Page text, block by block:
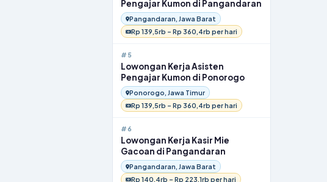
Pengajar Kumon di Pangandaran
Pangandaran, Jawa Barat
Rp 139,5rb – Rp 360,4rb per hari
#5
Lowongan Kerja Asisten
Pengajar Kumon di Ponorogo
Ponorogo, Jawa Timur
Rp 139,5rb – Rp 360,4rb per hari
#6
Lowongan Kerja Kasir Mie
Gacoan di Pangandaran
Pangandaran, Jawa Barat
Rp 140,4rb – Rp 223,1rb per hari